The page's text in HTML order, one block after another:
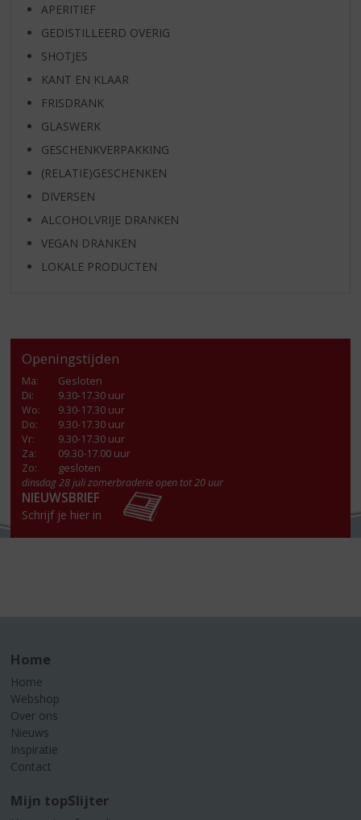
APERITIEF
GEDISTILLEERD OVERIG
SHOTJES
KANT EN KLAAR
FRISDRANK
GLASWERK
GESCHENKVERPAKKING
(RELATIE)GESCHENKEN
DIVERSEN
ALCOHOLVRIJE DRANKEN
VEGAN DRANKEN
LOKALE PRODUCTEN
Openingstijden
Ma:
Gesloten
Di:
9.30-17.30 uur
Wo:
9.30-17.30 uur
Do:
9.30-17.30 uur
Vr:
9.30-17.30 uur
Za:
09.30-17.00 uur
Zo:
gesloten
dinsdag 28 juli zomerbraderie open tot 20 uur
NIEUWSBRIEF
Schrijf je hier in
Home
Home
Webshop
Over ons
Nieuws
Inspiratie
Contact
Mijn topSlijter